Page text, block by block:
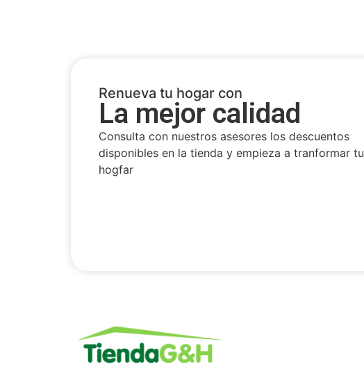
Renueva tu hogar con
La mejor calidad
Consulta con nuestros asesores los descuentos
disponibles en la tienda y empieza a tranformar tu
hogfar